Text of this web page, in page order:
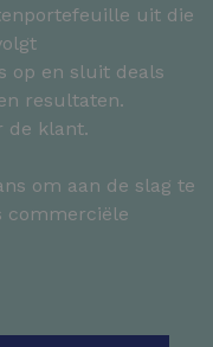
uit die
op en sluit deals
resultaten.
de klant.
om aan de slag te
commerciële